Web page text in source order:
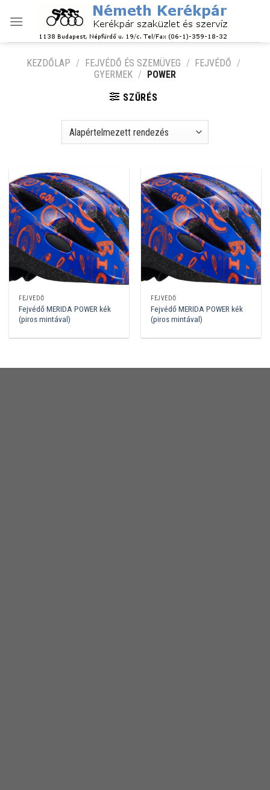
KEZDŐLAP / FEJVÉDŐ ÉS SZEMÜVEG / FEJVÉDŐ /
GYERMEK / POWER
SZŰRÉS
FEJVÉDŐ
Fejvédő MERIDA POWER kék
(piros mintával)
FEJVÉDŐ
Fejvédő MERIDA POWER kék
(piros mintával)